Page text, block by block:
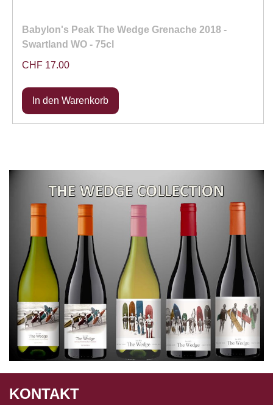
Babylon's Peak The Wedge Grenache 2018 -
Swartland WO - 75cl
CHF 17.00
KONTAKT